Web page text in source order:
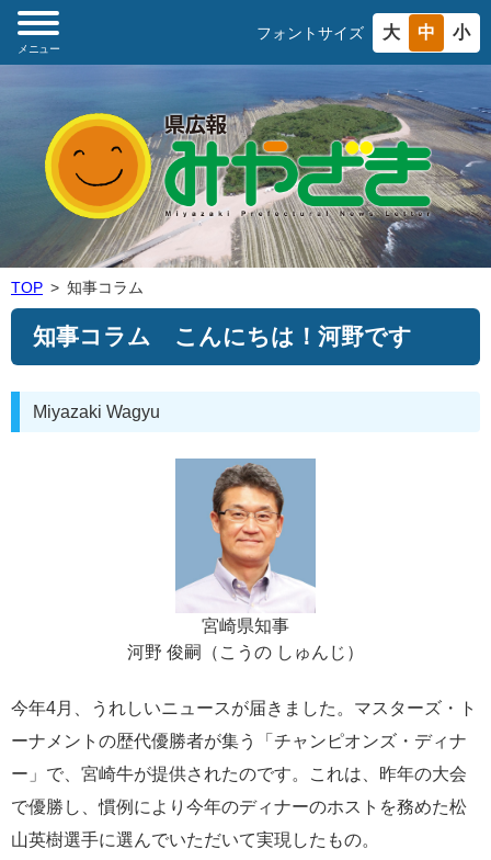
フォントサイズ 大 中 小
メニュー
TOP 知事コラム
知事コラム こんにちは！河野です
Miyazaki Wagyu
宮崎県知事
河野 俊嗣（こうの しゅんじ）
今年4月、うれしいニュースが届きました。マスターズ・ト
ーナメントの歴代優勝者が集う「チャンピオンズ・ディナ
ー」で、宮崎牛が提供されたのです。これは、昨年の大会
で優勝し、慣例により今年のディナーのホストを務めた松
山英樹選手に選んでいただいて実現したもの。